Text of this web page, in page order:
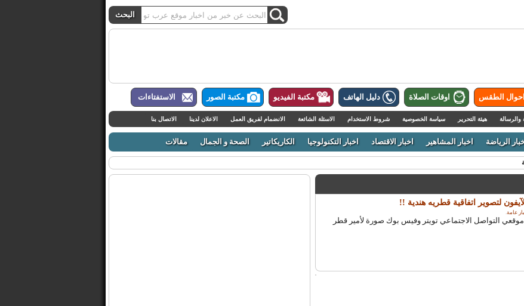
احوال الطقس اوقات الصلاة دليل الهاتف مكتبة الفيديو مكتبة الصور الاستفتاءات
والرسالة هيئة التحرير سياسة الخصوصية شروط الاستخدام الاسئلة الشائعة الانضمام لفريق العمل الاعلان لدينا الاتصال بنا
الرياضة اخبار المشاهير اخبار الاقتصاد اخبار التكنولوجيا الكاريكاتير الصحة و الجمال مقالات
لتصوير اتفاقية قطريه هندية !!
عامة.
التواصل الاجتماعي تويتر وفيس بوك صورة لأمير قطر